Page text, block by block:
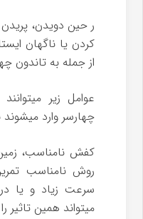
ر حین دویدن،
کردن یا ناگهان
از جمله به تاندون
عوامل زیر
چهارسر وارد میشوند
کفش نامناسب،
روش نامناسب
سرعت زیاد و یا
میتواند همین تاثیر